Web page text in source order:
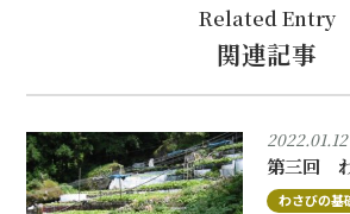
Related Entry
関連記事
2022.01.12
第三回
わさびの基